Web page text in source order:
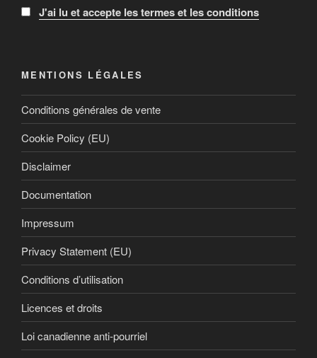
J'ai lu et accepte les termes et les conditions
MENTIONS LÉGALES
Conditions générales de vente
Cookie Policy (EU)
Disclaimer
Documentation
Impressum
Privacy Statement (EU)
Conditions d’utilisation
Licences et droits
Loi canadienne anti-pourriel